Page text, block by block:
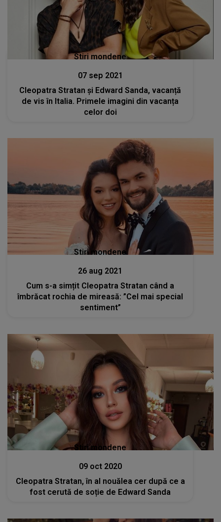
Stiri mondene
07 sep 2021
Cleopatra Stratan și Edward Sanda, vacanță
de vis în Italia. Primele imagini din vacanța
celor doi
Stiri mondene
26 aug 2021
Cum s-a simțit Cleopatra Stratan când a
îmbrăcat rochia de mireasă: ”Cel mai special
sentiment”
Stiri mondene
09 oct 2020
Cleopatra Stratan, în al nouălea cer după ce a
fost cerută de soție de Edward Sanda